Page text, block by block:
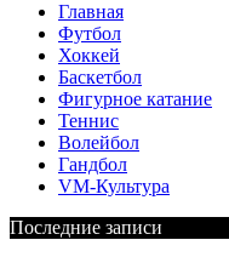
Главная
Футбол
Хоккей
Баскетбол
Фигурное катание
Теннис
Волейбол
Гандбол
VM-Культура
Последние записи